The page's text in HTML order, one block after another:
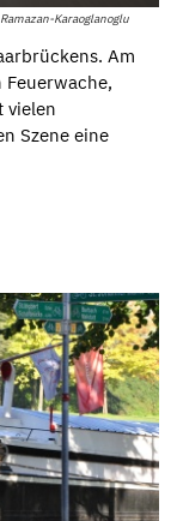
Karaoglanoglu
Am
vielen
Szene eine